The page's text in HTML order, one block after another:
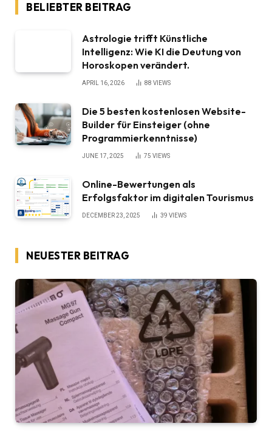
BELIEBTER BEITRAG
Astrologie trifft Künstliche
Intelligenz: Wie KI die Deutung von
Horoskopen verändert.
APRIL 16, 2026 88 VIEWS
Die 5 besten kostenlosen Website-
Builder für Einsteiger (ohne
Programmierkenntnisse)
JUNE 17, 2025 75 VIEWS
Online-Bewertungen als
Erfolgsfaktor im digitalen Tourismus
DECEMBER 23, 2025 39 VIEWS
NEUESTER BEITRAG